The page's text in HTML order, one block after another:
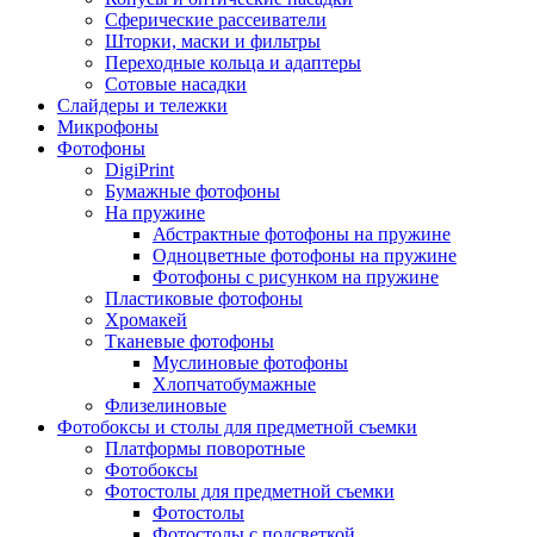
Сферические рассеиватели
Шторки, маски и фильтры
Переходные кольца и адаптеры
Сотовые насадки
Слайдеры и тележки
Микрофоны
Фотофоны
DigiPrint
Бумажные фотофоны
На пружине
Абстрактные фотофоны на пружине
Одноцветные фотофоны на пружине
Фотофоны с рисунком на пружине
Пластиковые фотофоны
Хромакей
Тканевые фотофоны
Муслиновые фотофоны
Хлопчатобумажные
Флизелиновые
Фотобоксы и столы для предметной съемки
Платформы поворотные
Фотобоксы
Фотостолы для предметной съемки
Фотостолы